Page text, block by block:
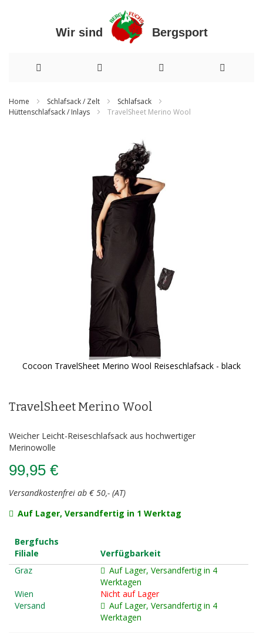
Wir sind Bergsport
zum
Home Schlafsack / Zelt
Schlafsack
Hüttenschlafsack / Inlays
TravelSheet Merino Wool
Cocoon TravelSheet Merino Wool Reiseschlafsack - black
der
TravelSheet Merino Wool
Weicher Leicht-Reiseschlafsack aus hochwertiger
Merinowolle
99,95 €
Versandkostenfrei ab € 50,- (AT)
Auf Lager, Versandfertig in 1 Werktag
Bergfuchs
Filiale
Verfügbarkeit
Graz
Auf Lager, Versandfertig in 4
Werktagen
Wien
Nicht auf Lager
Versand
Auf Lager, Versandfertig in 4
Werktagen